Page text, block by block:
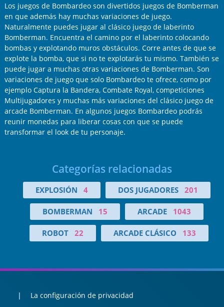
Los juegos de Bombardeo son divertidos juegos de Bomberman
en que además hay muchas variaciones de juego.
Naturalmente puedes jugar al clásico juego de laberinto
Bomberman. Encuentra el camino por el laberinto colocando
bombas y explotando muros obstáculos. Corre antes de que se
explote la bomba, que si no te explotarás tu mismo. También se
puede jugar a muchas otras variaciones de Bomberman. Son
variaciones de juego que solo Bombardeo te ofrece, como por
ejemplo Captura la Bandera, Combate Royal, competiciones
Multijugadores y muchas más variaciones del clásico juego de
arcade Bomberman. En algunos juegos Bombardeo podrás
reunir monedas para liberar cosas con que se puede
transformar el look de tu personaje.
Categorías relacionadas
EXPLOSIÓN 4 DOS JUGADORES 201
BOMBERMAN 15 ARCADE 1043
ROBOT 22 ARCADE CLÁSICO 133
La configuración de privacidad